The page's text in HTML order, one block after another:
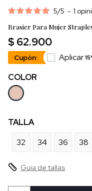
5/5 - 1
Brasier Para Mujer
$ 62.900
Cupón: Aplicar
COLOR
TALLA
32
34 36 38
Guia de tallas